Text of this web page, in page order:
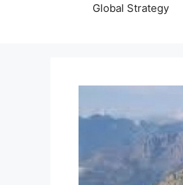
Global Strategy